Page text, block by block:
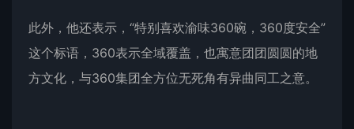
此外，他还表示，“特别喜欢渝味360碗，360度安全”
这个标语，360表示全域覆盖，也寓意团团圆圆的地
方文化，与360集团全方位无死角有异曲同工之意。